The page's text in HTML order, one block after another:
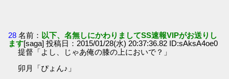
28 名前： 以下、名無しにかわりましてSS速報VIPがお送りし
ます[saga] 投稿日：2015/01/28(水) 20:37:36.82 ID:sAksA4oe0
提督「よし、じゃあ俺の膝の上においで？」
卯月「ぴょん♪」